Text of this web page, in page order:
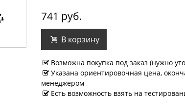
741 руб.
В корзину
Возможна покупка под заказ (нужно
Указана ориентировочная цена,
менеджером
Есть возможность взять на